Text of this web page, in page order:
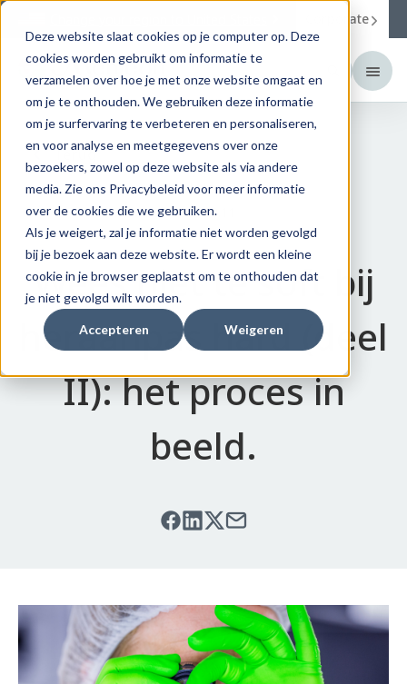
Deze website slaat cookies op je computer op. Deze
cookies worden gebruikt om informatie te
verzamelen over hoe je met onze website omgaat en
om je te onthouden. We gebruiken deze informatie
om je surfervaring te verbeteren en personaliseren,
en voor analyse en meetgegevens over onze
bezoekers, zowel op deze website als via andere
media. Zie ons Privacybeleid voor meer informatie
over de cookies die we gebruiken.
Als je weigert, zal je informatie niet worden gevolgd
bij je bezoek aan deze website. Er wordt een kleine
cookie in je browser geplaatst om te onthouden dat
je niet gevolgd wilt worden.
Accepteren Weigeren
Corporate
Terug
Harde lenzen
2026.03.11
Wees niet te soft bij
heraanpas hard (deel
II): het proces in
beeld.